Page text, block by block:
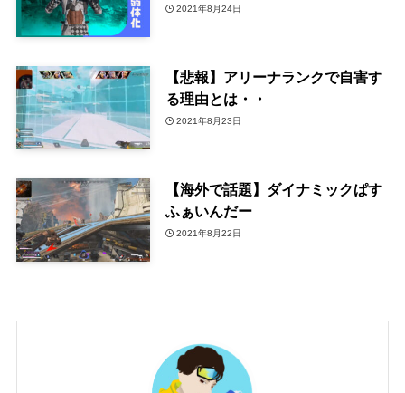
2021年8月24日
【悲報】アリーナランクで自害す
る理由とは・・
2021年8月23日
【海外で話題】ダイナミックぱす
ふぁいんだー
2021年8月22日